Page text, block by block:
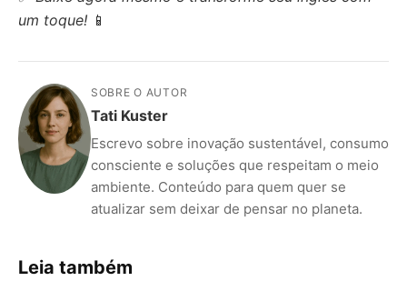
um toque! 📱
SOBRE O AUTOR
Tati Kuster
Escrevo sobre inovação sustentável, consumo
consciente e soluções que respeitam o meio
ambiente. Conteúdo para quem quer se
atualizar sem deixar de pensar no planeta.
Leia também